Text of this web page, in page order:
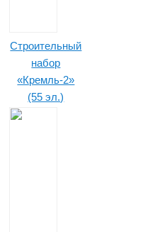
Строительный
набор
«Кремль-2»
(55 эл.)